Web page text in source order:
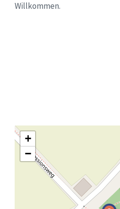
Willkommen.
+
−